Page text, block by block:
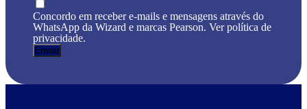
Concordo em receber e-mails e mensagens através do
WhatsApp da Wizard e marcas Pearson. Ver política de
privacidade.